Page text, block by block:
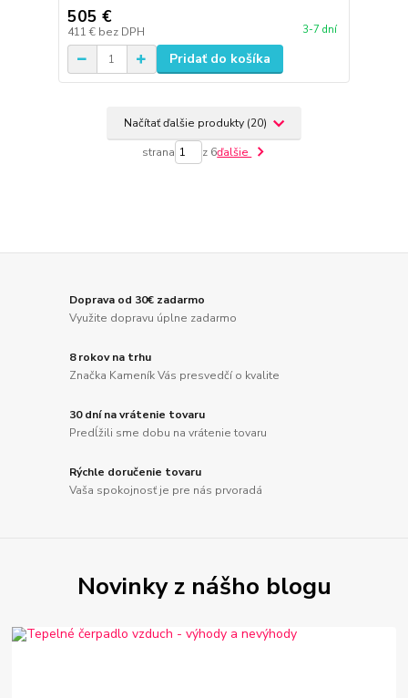
505 €
411 € bez DPH 3-7 dní
Pridať do košíka
Načítať ďalšie produkty (20)
strana z 6ďalšie
Doprava od 30€ zadarmo
Využite dopravu úplne zadarmo
8 rokov na trhu
Značka Kameník Vás presvedčí o kvalite
30 dní na vrátenie tovaru
Predĺžili sme dobu na vrátenie tovaru
Rýchle doručenie tovaru
Vaša spokojnosť je pre nás prvoradá
Novinky z nášho blogu